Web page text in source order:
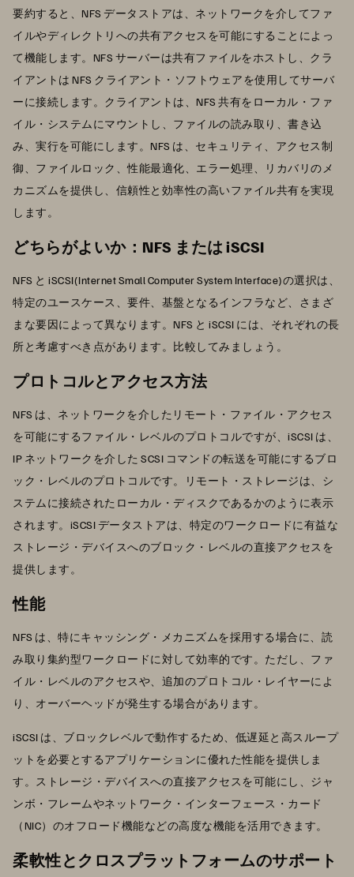
要約すると、NFS データストアは、ネットワークを介してファ
イルやディレクトリへの共有アクセスを可能にすることによっ
て機能します。NFS サーバーは共有ファイルをホストし、クラ
イアントは NFS クライアント・ソフトウェアを使用してサーバ
ーに接続します。クライアントは、NFS 共有をローカル・ファ
イル・システムにマウントし、ファイルの読み取り、書き込
み、実行を可能にします。NFS は、セキュリティ、アクセス制
御、ファイルロック、性能最適化、エラー処理、リカバリのメ
カニズムを提供し、信頼性と効率性の高いファイル共有を実現
します。
どちらがよいか：NFS または iSCSI
NFS と iSCSI(Internet Small Computer System Interface)の選択は、
特定のユースケース、要件、基盤となるインフラなど、さまざ
まな要因によって異なります。NFS と iSCSI には、それぞれの長
所と考慮すべき点があります。比較してみましょう。
プロトコルとアクセス方法
NFS は、ネットワークを介したリモート・ファイル・アクセス
を可能にするファイル・レベルのプロトコルですが、iSCSI は、
IP ネットワークを介した SCSI コマンドの転送を可能にするブロ
ック・レベルのプロトコルです。リモート・ストレージは、シ
ステムに接続されたローカル・ディスクであるかのように表示
されます。iSCSI データストアは、特定のワークロードに有益な
ストレージ・デバイスへのブロック・レベルの直接アクセスを
提供します。
性能
NFS は、特にキャッシング・メカニズムを採用する場合に、読
み取り集約型ワークロードに対して効率的です。ただし、ファ
イル・レベルのアクセスや、追加のプロトコル・レイヤーによ
り、オーバーヘッドが発生する場合があります。
iSCSI は、ブロックレベルで動作するため、低遅延と高スループ
ットを必要とするアプリケーションに優れた性能を提供しま
す。ストレージ・デバイスへの直接アクセスを可能にし、ジャ
ンボ・フレームやネットワーク・インターフェース・カード
（NIC）のオフロード機能などの高度な機能を活用できます。
柔軟性とクロスプラットフォームのサポート